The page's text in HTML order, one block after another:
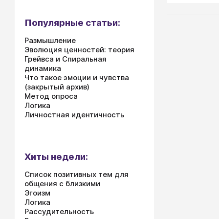
Популярные статьи:
Размышление
Эволюция ценностей: теория
Грейвса и Спиральная
динамика
Что такое эмоции и чувства
(закрытый архив)
Метод опроса
Логика
Личностная идентичность
Хиты недели:
Список позитивных тем для
общения с близкими
Эгоизм
Логика
Рассудительность